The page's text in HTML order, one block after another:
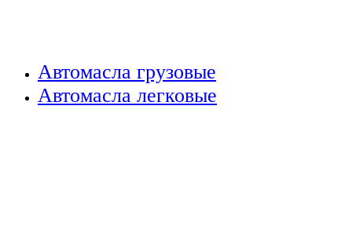
Автомасла грузовые
Автомасла легковые